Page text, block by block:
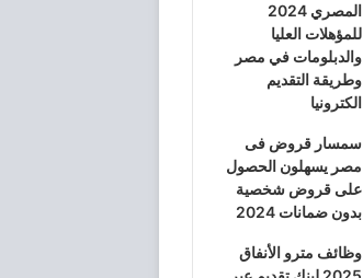
المصري 2024
للمؤهلات العليا
والدبلومات في مصر
وطريقة التقديم
الكترونيا
سمسار قروض فى
مصر يسهلون الحصول
على قروض شخصية
بدون ضمانات 2024
وظائف مترو الأنفاق